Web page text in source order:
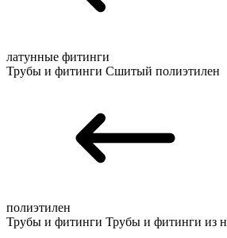
латунные фитинги
Трубы и фитинги Сшитый полиэтилен
полиэтилен
Трубы и фитинги Трубы и фитинги из